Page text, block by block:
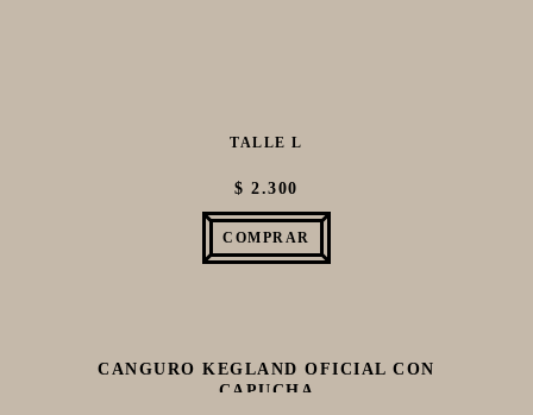
TALLE L
$ 2.300
COMPRAR
CANGURO KEGLAND OFICIAL CON
CAPUCHA